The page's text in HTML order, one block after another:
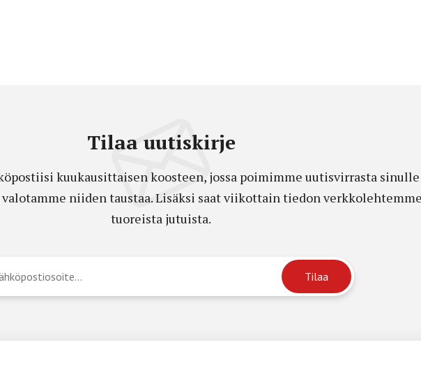
Tilaa uutiskirje
kuukausittaisen koosteen, jossa poimimme uutisvirrasta sinulle
niiden taustaa. Lisäksi saat viikottain tiedon verkkolehtemme
tuoreista jutuista.